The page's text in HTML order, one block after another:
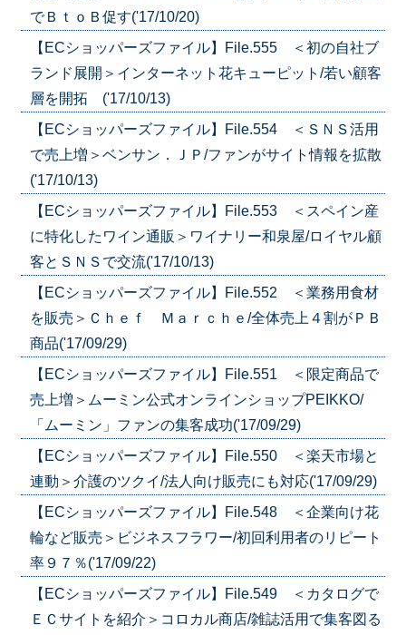
でＢｔｏＢ促す('17/10/20)
【ECショッパーズファイル】File.555 ＜初の自社ブ
ランド展開＞インターネット花キューピット/若い顧客
層を開拓 ('17/10/13)
【ECショッパーズファイル】File.554 ＜ＳＮＳ活用
で売上増＞ベンサン．ＪＰ/ファンがサイト情報を拡散
('17/10/13)
【ECショッパーズファイル】File.553 ＜スペイン産
に特化したワイン通販＞ワイナリー和泉屋/ロイヤル顧
客とＳＮＳで交流('17/10/13)
【ECショッパーズファイル】File.552 ＜業務用食材
を販売＞Ｃｈｅｆ Ｍａｒｃｈｅ/全体売上４割がＰＢ
商品('17/09/29)
【ECショッパーズファイル】File.551 ＜限定商品で
売上増＞ムーミン公式オンラインショップPEIKKO/
「ムーミン」ファンの集客成功('17/09/29)
【ECショッパーズファイル】File.550 ＜楽天市場と
連動＞介護のツクイ/法人向け販売にも対応('17/09/29)
【ECショッパーズファイル】File.548 ＜企業向け花
輪など販売＞ビジネスフラワー/初回利用者のリピート
率９７％('17/09/22)
【ECショッパーズファイル】File.549 ＜カタログで
ＥＣサイトを紹介＞コロカル商店/雑誌活用で集客図る